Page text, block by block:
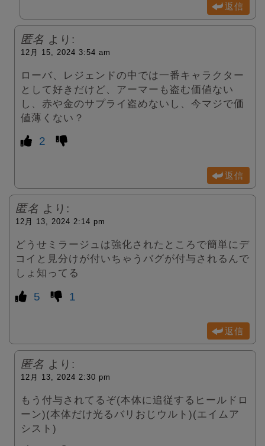
返信
匿名 より:
12月 15, 2024 3:54 am
ローバ、レジェンドの中では一番キャラクター
として好きだけど、アーマーも盗む価値ない
し、赤や金のサプライ盗めないし、今マジで価
値薄くない？
2
返信
匿名 より:
12月 13, 2024 2:14 pm
どうせミラージュは強化されたところで簡単にデ
コイと見分けが付いちゃうバグが付与されるんで
しょ知ってる
5 1
返信
匿名 より:
12月 13, 2024 2:30 pm
もう付与されてるぞ(本体に追従するヒールドロ
ーン)(本体だけ光るバリおじウルト)(エイムア
シスト)